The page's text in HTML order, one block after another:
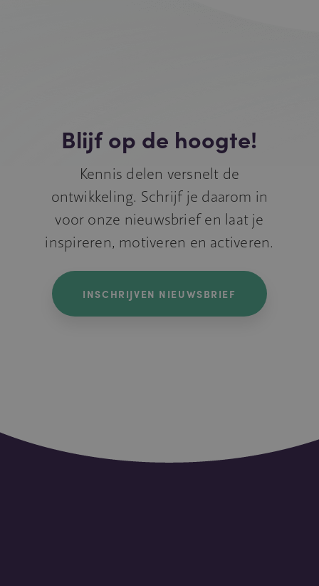
Blijf op de hoogte!
Kennis delen versnelt de
ontwikkeling. Schrijf je daarom in
voor onze nieuwsbrief en laat je
inspireren, motiveren en activeren.
INSCHRIJVEN NIEUWSBRIEF